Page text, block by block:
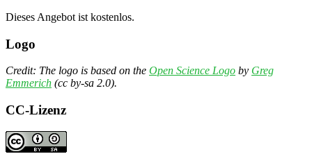
Dieses Angebot ist kostenlos.
Logo
Credit: The logo is based on the Open Science Logo by Greg
Emmerich (cc by-sa 2.0).
CC-Lizenz